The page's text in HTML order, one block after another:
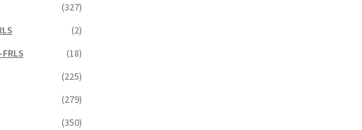
(327)
(2)
(18)
(225)
(279)
(350)